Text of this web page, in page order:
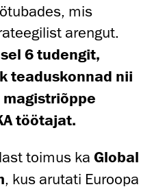
mis
arengut.
6 tudengit,
teaduskonnad nii
töötajat.
toimus ka Global
, kus arutati Euroopa